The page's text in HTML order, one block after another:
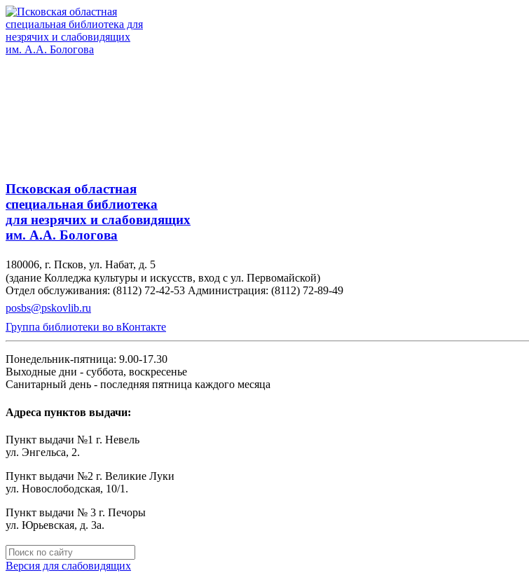
Псковская областная
специальная библиотека
для незрячих и слабовидящих
им. А.А. Бологова
180006, г. Псков, ул. Набат, д. 5
(здание Колледжа культуры и искусств, вход с ул. Первомайской)
Отдел обслуживания: (8112) 72-42-53 Администрация: (8112) 72-89-49
posbs@pskovlib.ru
Группа библиотеки во вКонтакте
Понедельник-пятница: 9.00-17.30
Выходные дни - суббота, воскресенье
Санитарный день - последняя пятница каждого месяца
Адреса пунктов выдачи:
Пункт выдачи №1 г. Невель
ул. Энгельса, 2.
Пункт выдачи №2 г. Великие Луки
ул. Новослободская, 10/1.
Пункт выдачи № 3 г. Печоры
ул. Юрьевская, д. 3а.
Версия для слабовидящих